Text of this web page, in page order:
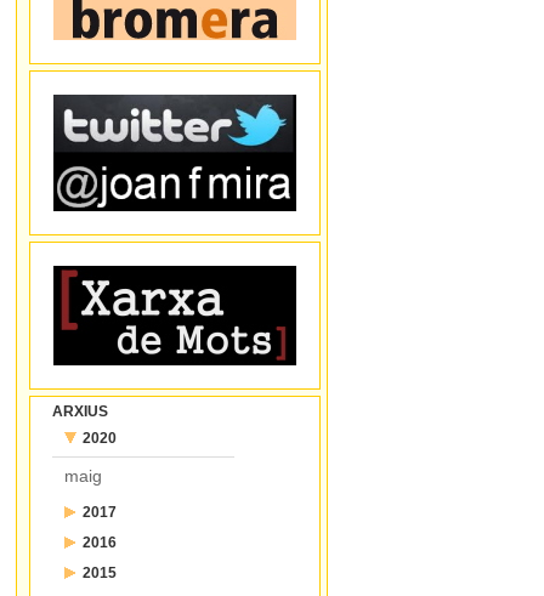
ARXIUS
2020
maig
2017
juliol2016
desembre
2015